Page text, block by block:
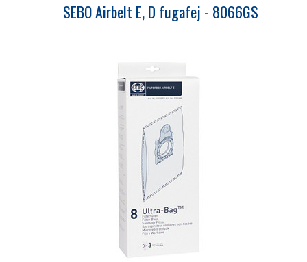
SEBO Airbelt E, D fugafej - 8066GS